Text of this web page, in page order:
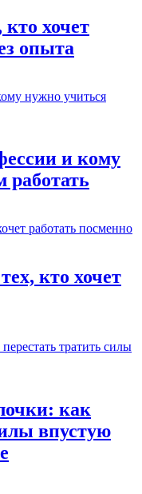
кто хочет
опыта
и кому
работать
кто хочет
как
впустую